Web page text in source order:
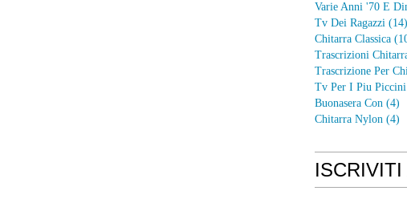
Varie Anni '70 E
Tv Dei Ragazzi (14)
Chitarra Classica
Trascrizioni
Trascrizione Per
Tv Per I Piu Piccini
Buonasera Con (4)
Chitarra Nylon (4)
ISCRIVITI